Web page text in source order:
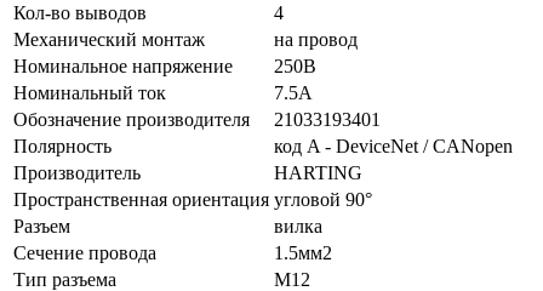
Кол-во выводов
4
Механический монтаж
на провод
Номинальное напряжение
250В
Номинальный ток
7.5А
Обозначение производителя
21033193401
Полярность
код A - DeviceNet / CANopen
Производитель
HARTING
Пространственная ориентация угловой 90°
Разъем
вилка
Сечение провода
1.5мм2
Тип разъема
M12